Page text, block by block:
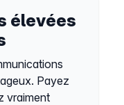
élevées
Payez
vraiment